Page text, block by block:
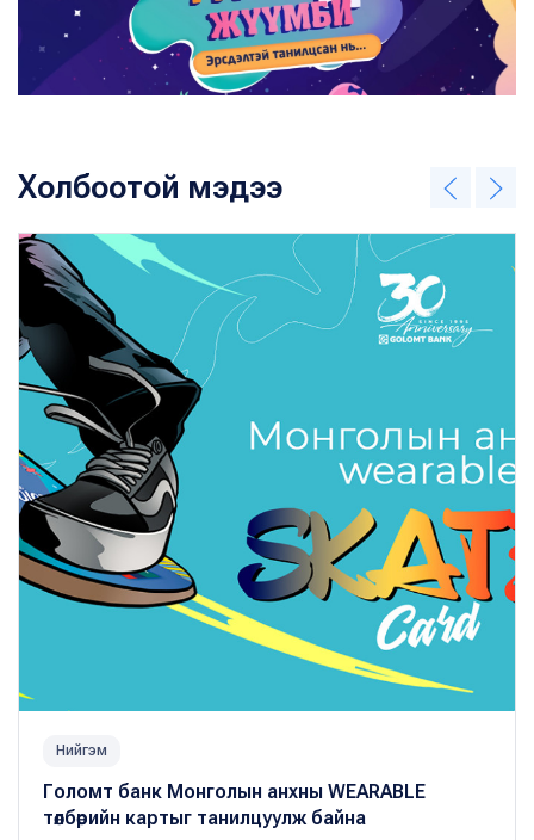
Холбоотой мэдээ
Нийгэм
Голомт банк Монголын анхны WEARABLE
төлбөрийн картыг танилцуулж байна